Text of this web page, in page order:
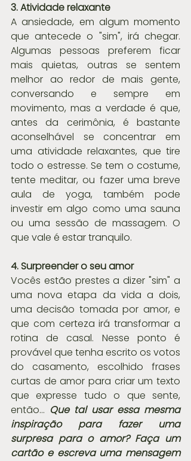
3. Atividade relaxante
A ansiedade, em algum momento
que antecede o "sim", irá chegar.
Algumas pessoas preferem ficar
mais quietas, outras se sentem
melhor ao redor de mais gente,
conversando e sempre em
movimento, mas a verdade é que,
antes da cerimônia, é bastante
aconselhável se concentrar em
uma atividade relaxantes, que tire
todo o estresse. Se tem o costume,
tente meditar, ou fazer uma breve
aula de yoga, também pode
investir em algo como uma sauna
ou uma sessão de massagem. O
que vale é estar tranquilo.
4. Surpreender o seu amor
Vocês estão prestes a dizer "sim" a
uma nova etapa da vida a dois,
uma decisão tomada por amor, e
que com certeza irá transformar a
rotina de casal. Nesse ponto é
provável que tenha escrito os votos
do casamento, escolhido frases
curtas de amor para criar um texto
que expresse tudo o que sente,
então... Que tal usar essa mesma
inspiração para fazer uma
surpresa para o amor? Faça um
cartão e escreva uma mensagem